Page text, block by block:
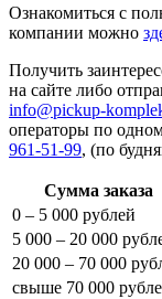
Ознакомиться с
компании можно
Получить
на сайте либо
info@pickup-
операторы по
961-51-99, (по
Сумма заказа
0 – 5 000 рублей
5 000 – 20 000
20 000 – 70 000
свыше 70 000